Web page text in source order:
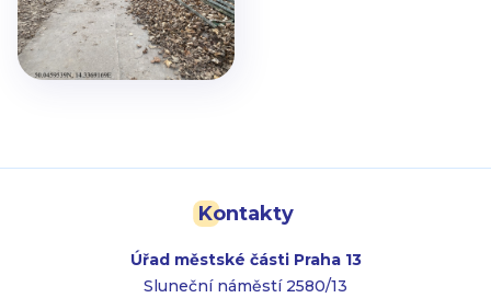
Kontakty
Úřad městské části Praha 13
Sluneční náměstí 2580/13